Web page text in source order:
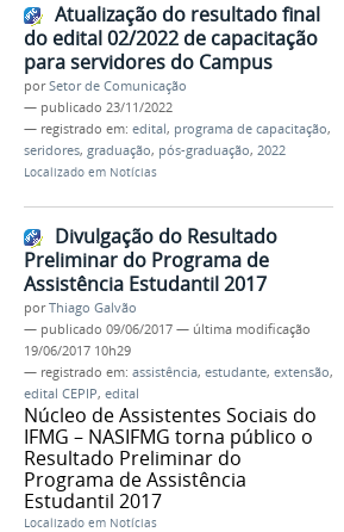
Atualização do resultado final
do edital 02/2022 de capacitação
para servidores do Campus
porSetor de Comunicação
— publicado 23/11/2022
— registrado em: edital, programa de capacitação,
seridores, graduação, pós-graduação, 2022
Localizado em Notícias
Divulgação do Resultado
Preliminar do Programa de
Assistência Estudantil 2017
porThiago Galvão
— publicado 09/06/2017 — última modificação
19/06/2017 10h29
— registrado em: assistência, estudante, extensão,
edital CEPIP, edital
Núcleo de Assistentes Sociais do
IFMG – NASIFMG torna público o
Resultado Preliminar do
Programa de Assistência
Estudantil 2017
Localizado em Notícias